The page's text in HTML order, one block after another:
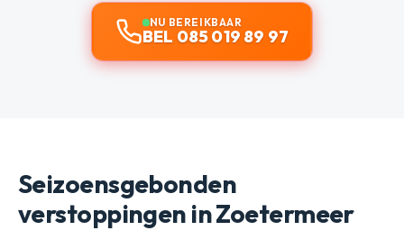
NU BEREIKBAAR
BEL 085 019 89 97
Seizoensgebonden
verstoppingen in Zoetermeer